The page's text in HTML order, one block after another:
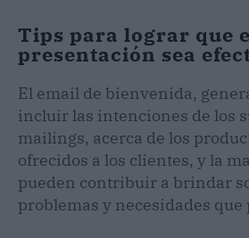
Tips para lograr que
presentación sea
El email de bienvenida,
incluir las intenciones de los
mailings, acerca de los
ofrecidos a los clientes, y la
pueden contribuir a brindar
problemas y necesidades que